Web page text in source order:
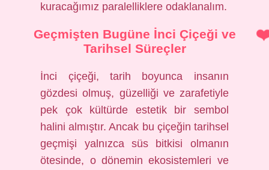
kuracağımız paralelliklere odaklanalım.
Geçmişten Bugüne İnci Çiçeği ve
Tarihsel Süreçler
İnci çiçeği, tarih boyunca insanın
gözdesi olmuş, güzelliği ve zarafetiyle
pek çok kültürde estetik bir sembol
halini almıştır. Ancak bu çiçeğin tarihsel
geçmişi yalnızca süs bitkisi olmanın
ötesinde, o dönemin ekosistemleri ve